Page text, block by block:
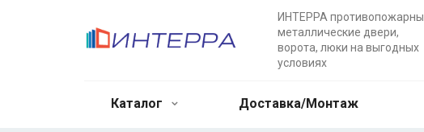
ИНТЕРРА
металлические двери,
ворота, люки на выгодных
условиях
Каталог Доставка/Монтаж